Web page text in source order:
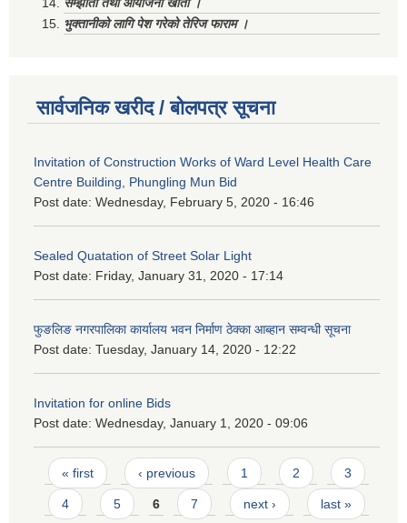
सम्झौता तथा आयोजना खाता ।
भुक्तानीको लागि पेश गरेको तेरिज फाराम ।
सार्वजनिक खरीद / बोलपत्र सूचना
Invitation of Construction Works of Ward Level Health Care
Centre Building, Phungling Mun Bid
Post date: Wednesday, February 5, 2020 - 16:46
Sealed Quatation of Street Solar Light
Post date: Friday, January 31, 2020 - 17:14
फुङलिङ नगरपालिका कार्यालय भवन निर्माण ठेक्का आब्हान सम्वन्धी सूचना
Post date: Tuesday, January 14, 2020 - 12:22
Invitation for online Bids
Post date: Wednesday, January 1, 2020 - 09:06
Pages
« first ‹ previous 1 2 3
4 5 6 7 next › last »